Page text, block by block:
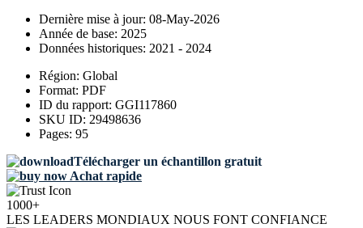
Dernière mise à jour: 08-May-2026
Année de base: 2025
Données historiques: 2021 - 2024
Région: Global
Format: PDF
ID du rapport: GGI117860
SKU ID: 29498636
Pages: 95
Télécharger un échantillon gratuit
Achat rapide
1000+
LES LEADERS MONDIAUX NOUS FONT CONFIANCE